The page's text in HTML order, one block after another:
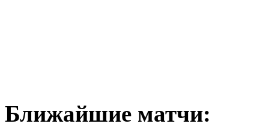
Ближайшие матчи: